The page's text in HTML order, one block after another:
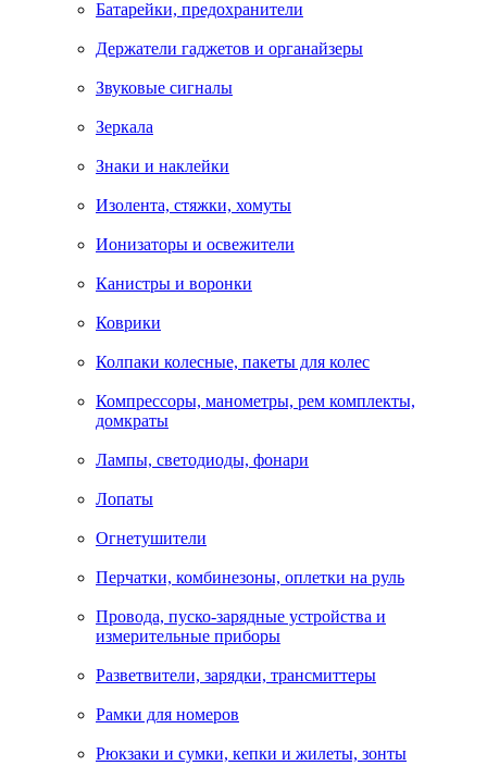
Батарейки, предохранители
Держатели гаджетов и органайзеры
Звуковые сигналы
Зеркала
Знаки и наклейки
Изолента, стяжки, хомуты
Ионизаторы и освежители
Канистры и воронки
Коврики
Колпаки колесные, пакеты для колес
Компрессоры, манометры, рем комплекты,
домкраты
Лампы, светодиоды, фонари
Лопаты
Огнетушители
Перчатки, комбинезоны, оплетки на руль
Провода, пуско-зарядные устройства и
измерительные приборы
Разветвители, зарядки, трансмиттеры
Рамки для номеров
Рюкзаки и сумки, кепки и жилеты, зонты